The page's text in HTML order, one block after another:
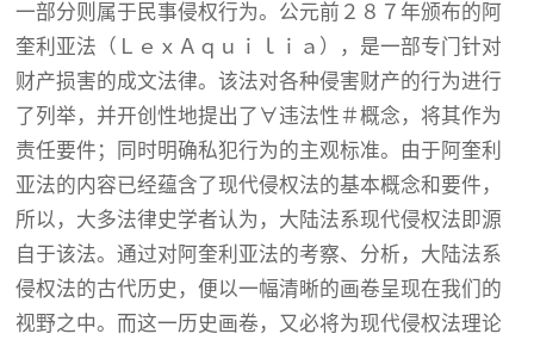
一部分则属于民事侵权行为。公元前２８７年颁布的阿
奎利亚法（ＬｅｘＡｑｕｉｌｉａ），是一部专门针对
财产损害的成文法律。该法对各种侵害财产的行为进行
了列举，并开创性地提出了∀违法性＃概念，将其作为
责任要件；同时明确私犯行为的主观标准。由于阿奎利
亚法的内容已经蕴含了现代侵权法的基本概念和要件，
所以，大多法律史学者认为，大陆法系现代侵权法即源
自于该法。通过对阿奎利亚法的考察、分析，大陆法系
侵权法的古代历史，便以一幅清晰的画卷呈现在我们的
视野之中。而这一历史画卷，又必将为现代侵权法理论